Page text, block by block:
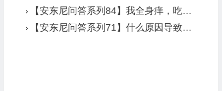
【安东尼问答系列84】我全身痒，吃水果后更严重，有人说痒和高草酸或食物过敏有关。请问你怎么看？
【安东尼问答系列71】什么原因导致酒糟鼻、面部和脚部潮红吗？以及慢性唇疱疹？